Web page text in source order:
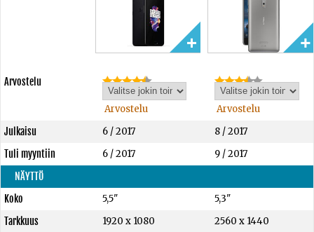
Arvostelu
Arvostelu
Arvostelu
Julkaisu
6 / 2017
8 / 2017
Tuli myyntiin
6 / 2017
9 / 2017
NÄYTTÖ
Koko
5,5"
5,3"
Tarkkuus
1920 x 1080
2560 x 1440